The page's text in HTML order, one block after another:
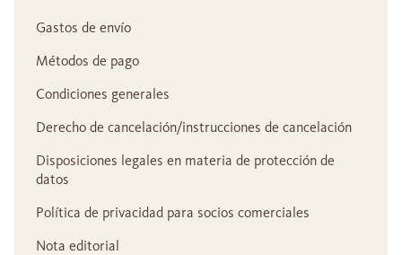
Gastos de envío
Métodos de pago
Condiciones generales
Derecho de cancelación/instrucciones de cancelación
Disposiciones legales en materia de protección de
datos
Política de privacidad para socios comerciales
Nota editorial